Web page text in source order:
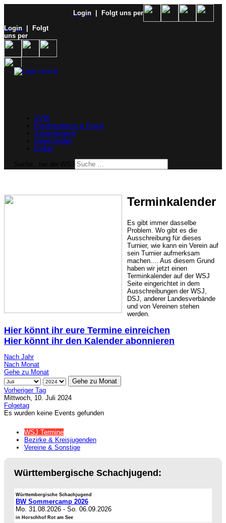
Login
| Folgt uns per
Login
| Folgt
uns per
SVW
Ergebnisdienst & Portal
Schachjugend
Verein finden
E-Mail
Terminkalender
Es gibt immer dasselbe
Problem. Wo gibt es die
Ausschreibung für dieses
Turnier, wie kann ein Verein auf
sein Turnier aufmerksam
machen.... Aus diesem Grund
haben wir jetzt einen
Terminkalender auf der WSJ
Seite eingerichtet in dem
Ausschreibungen der WSJ,
DSJ, anderer Landesverbände
und von Vereinen stehen
werden.
Hier könnt ihr eure Termine einreichen
Hier könnt ihr den Kalender abonnieren
Nach Jahr
Nach Monat
Gehe zu Monat
Gehe zu Monat
Vorheriger Tag
Mittwoch, 10. Juli 2024
Folgetag
Es wurden keine Events gefunden
WSJ Termine
Bezirke & Kreisjugenden
Vereine & Sonstige
Württembergische Schachjugend:
Württembergische Schachjugend
BW Sommercamp 2026
Mo. 31.08.2026 - So. 06.09.2026
in Horschhof Rot am See